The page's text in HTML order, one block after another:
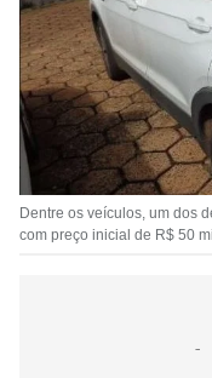
Dentre os veículos, um dos
com preço inicial de R$ 50